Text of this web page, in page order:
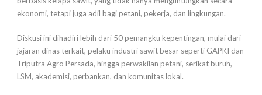
ekonomi, tetapi juga adil bagi petani, pekerja, dan lingkungan.
Diskusi ini dihadiri lebih dari 50 pemangku kepentingan, mulai dari
jajaran dinas terkait, pelaku industri sawit besar seperti GAPKI dan
Triputra Agro Persada, hingga perwakilan petani, serikat buruh,
LSM, akademisi, perbankan, dan komunitas lokal.